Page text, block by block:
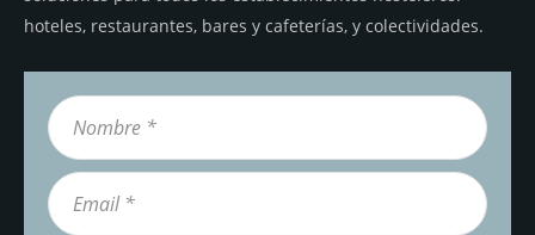
hoteles, restaurantes, bares y cafeterías, y colectividades.